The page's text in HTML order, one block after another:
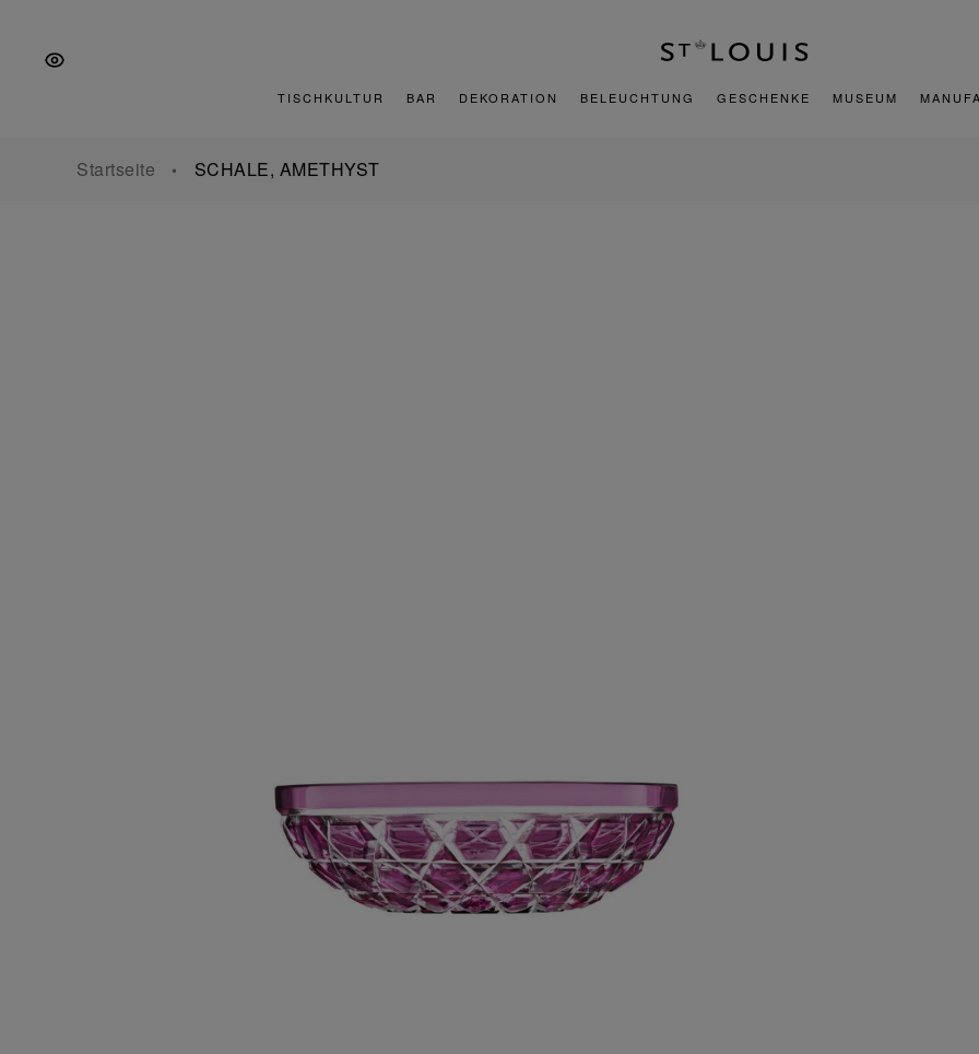
springen
springen
springen
TISCHKULTUR BAR DEKORATION BELEUCHTUNG GESCHENKE MUSEUM
Startseite SCHALE, AMETHYST